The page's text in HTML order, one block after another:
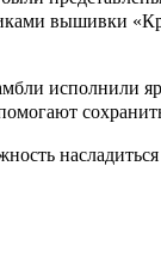
вышивки